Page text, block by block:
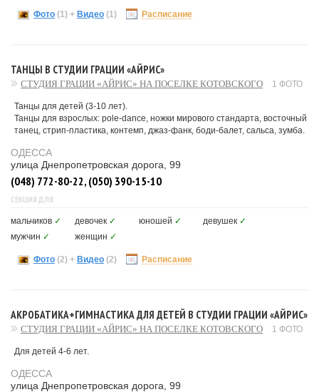
Фото (1) + Видео (1) Расписание
ТАНЦЫ В СТУДИИ ГРАЦИИ «АЙРИС»
СТУДИЯ ГРАЦИИ «АЙРИС» НА ПОСЕЛКЕ КОТОВСКОГО 1 ФОТО
Танцы для детей (3-10 лет).
Танцы для взрослых: pole-dance, ножки мирового стандарта, восточный
танец, стрип-пластика, контемп, джаз-фанк, боди-балет, сальса, зумба.
ОДЕССА
улица Днепропетровская дорога, 99
(048) 772-80-22, (050) 390-15-10
СЕКЦИЯ ДЛЯ
мальчиков ✓ девочек ✓ юношей ✓ девушек ✓
мужчин ✓ женщин ✓
Фото (2) + Видео (2) Расписание
АКРОБАТИКА+ГИМНАСТИКА ДЛЯ ДЕТЕЙ В СТУДИИ ГРАЦИИ «АЙРИС»
СТУДИЯ ГРАЦИИ «АЙРИС» НА ПОСЕЛКЕ КОТОВСКОГО 1 ФОТО
Для детей 4-6 лет.
ОДЕССА
улица Днепропетровская дорога, 99